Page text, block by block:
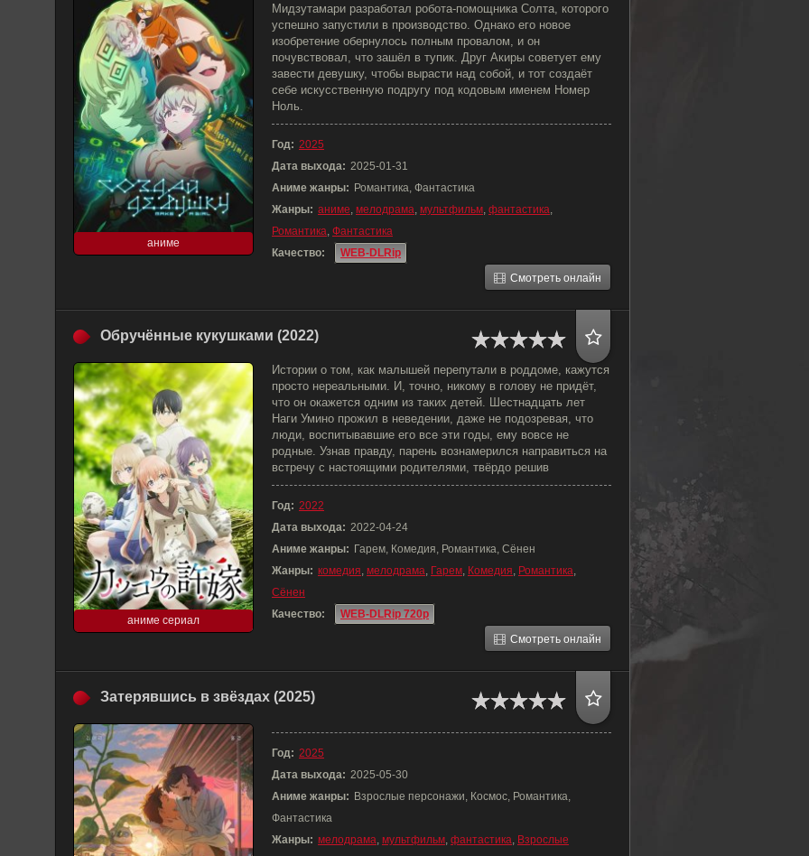
аниме
Мидзутамари разработал робота-помощника Солта, которого
успешно запустили в производство. Однако его новое
изобретение обернулось полным провалом, и он
почувствовал, что зашёл в тупик. Друг Акиры советует ему
завести девушку, чтобы вырасти над собой, и тот создаёт
себе искусственную подругу под кодовым именем Номер
Ноль.
Год: 2025
Дата выхода: 2025-01-31
Аниме жанры: Романтика, Фантастика
Жанры: аниме, мелодрама, мультфильм, фантастика,
Романтика, Фантастика
Качество:
WEB-DLRip
Смотреть онлайн
Обручённые кукушками (2022)
аниме сериал
Истории о том, как малышей перепутали в роддоме, кажутся
просто нереальными. И, точно, никому в голову не придёт,
что он окажется одним из таких детей. Шестнадцать лет
Наги Умино прожил в неведении, даже не подозревая, что
люди, воспитывавшие его все эти годы, ему вовсе не
родные. Узнав правду, парень вознамерился направиться на
встречу с настоящими родителями, твёрдо решив
Год: 2022
Дата выхода: 2022-04-24
Аниме жанры: Гарем, Комедия, Романтика, Сёнен
Жанры: комедия, мелодрама, Гарем, Комедия, Романтика,
Сёнен
Качество:
WEB-DLRip 720p
Смотреть онлайн
Затерявшись в звёздах (2025)
Год: 2025
Дата выхода: 2025-05-30
Аниме жанры: Взрослые персонажи, Космос, Романтика,
Фантастика
Жанры: мелодрама, мультфильм, фантастика, Взрослые